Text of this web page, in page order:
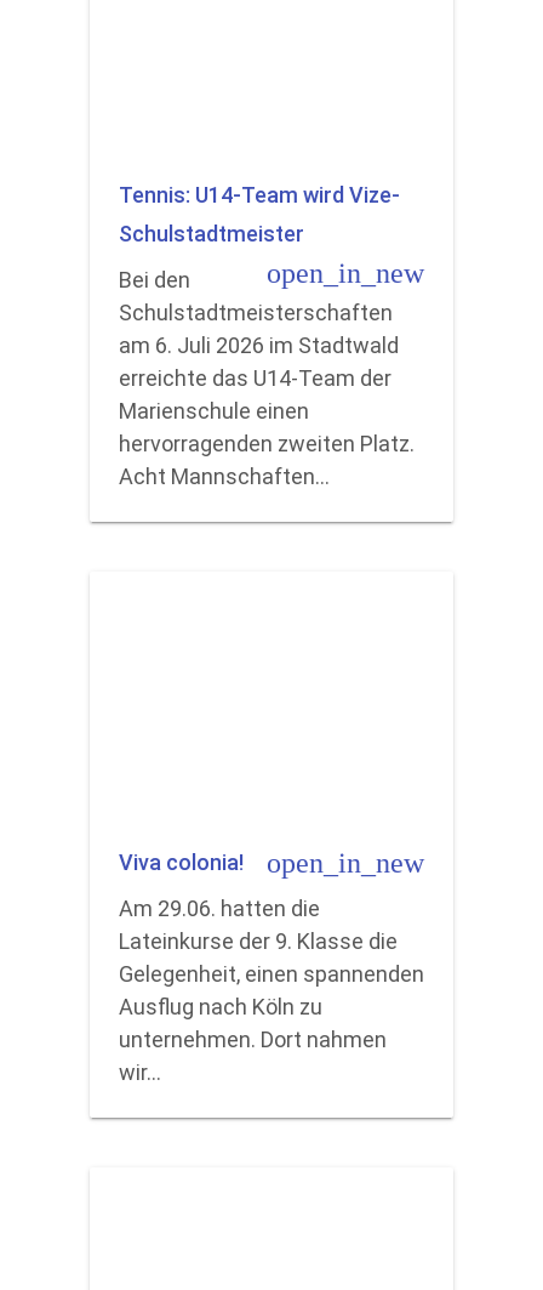
Tennis: U14-Team wird Vize-
Schulstadtmeister
open_in_new
Bei den
Schulstadtmeisterschaften
am 6. Juli 2026 im Stadtwald
erreichte das U14-Team der
Marienschule einen
hervorragenden zweiten Platz.
Acht Mannschaften…
Viva colonia! open_in_new
Am 29.06. hatten die
Lateinkurse der 9. Klasse die
Gelegenheit, einen spannenden
Ausflug nach Köln zu
unternehmen. Dort nahmen
wir…